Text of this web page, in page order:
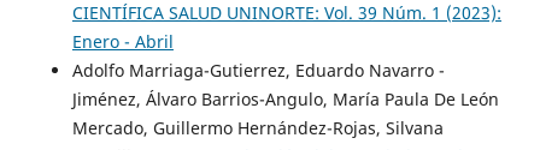
CIENTÍFICA SALUD UNINORTE: Vol. 39 Núm. 1 (2023):
Enero - Abril
Adolfo Marriaga-Gutierrez, Eduardo Navarro -
Jiménez, Álvaro Barrios-Angulo, María Paula De León
Mercado, Guillermo Hernández-Rojas, Silvana